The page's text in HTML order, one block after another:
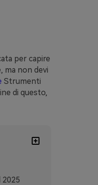
per capire
ma non devi
Strumenti
di questo,